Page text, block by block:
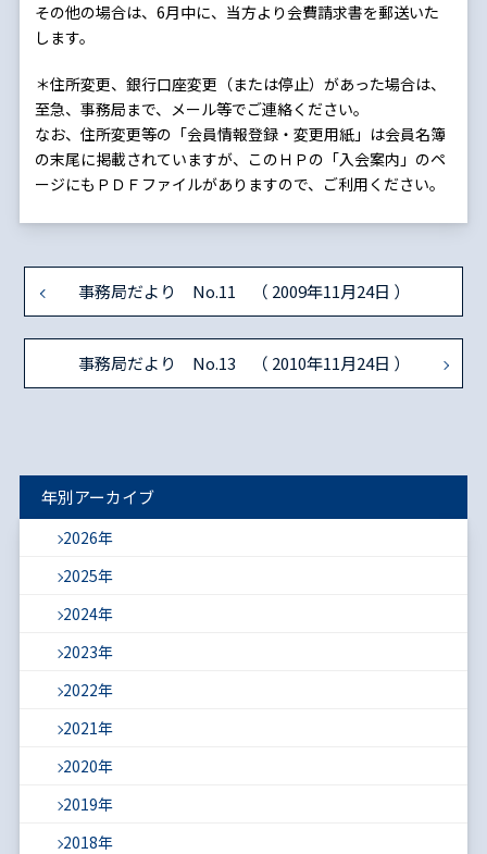
その他の場合は、6月中に、当方より会費請求書を郵送いた
します。
＊住所変更、銀行口座変更（または停止）があった場合は、
至急、事務局まで、メール等でご連絡ください。
なお、住所変更等の「会員情報登録・変更用紙」は会員名簿
の末尾に掲載されていますが、このＨＰの「入会案内」のペ
ージにもＰＤＦファイルがありますので、ご利用ください。
事務局だより No.11 （ 2009年11月24日 ）
事務局だより No.13 （ 2010年11月24日 ）
年別アーカイブ
2026年
2025年
2024年
2023年
2022年
2021年
2020年
2019年
2018年